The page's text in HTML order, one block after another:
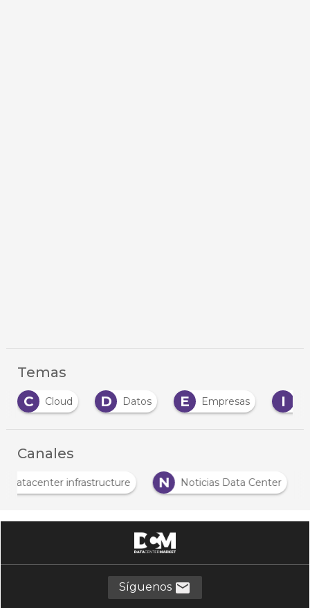
Temas
D
Datos E Empresas I Inteligencia
Canales
D
Datacenter infrastructure N Noticias Data
Síguenos